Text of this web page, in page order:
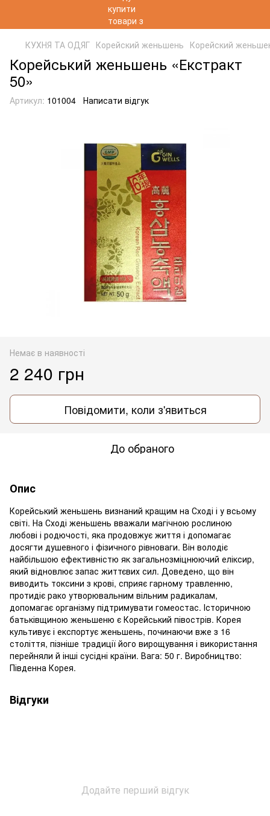
КУХНЯ ТА ОДЯГ Корейский женьшень Корейский
Корейський женьшень «Екстракт
50»
Артикул: 101004 Написати відгук
Немає в наявності
2 240 грн
Повідомити, коли з'явиться
До обраного
Опис
Корейський женьшень визнаний кращим на Сході і у всьому
світі. На Сході женьшень вважали магічною рослиною
любові і родючості, яка продовжує життя і допомагає
досягти душевного і фізичного рівноваги. Він володіє
найбільшою ефективністю як загальнозміцнюючий еліксир,
який відновлює запас життєвих сил. Доведено, що він
виводить токсини з крові, сприяє гарному травленню,
протидіє рако утворювальним вільним радикалам,
допомагає організму підтримувати гомеостас. Історичною
батьківщиною женьшеню є Корейський півострів. Корея
культивує і експортує женьшень, починаючи вже з 16
століття, пізніше традиції його вирощування і використання
перейняли й інші сусідні країни. Вага: 50 г. Виробництво:
Південна Корея.
Відгуки
Додайте перший відгук